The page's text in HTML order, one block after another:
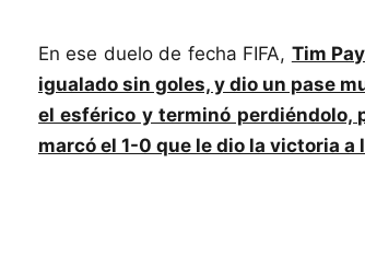
En ese duelo de fecha FIFA, Tim
igualado sin goles, y dio un pase
el esférico y terminó perdiéndolo,
marcó el 1-0 que le dio la victoria a